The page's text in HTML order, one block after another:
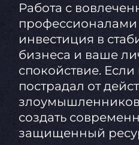
Работа с
инвестиция в
бизнеса и ваше
спокойствие.
пострадал от
создать
защищенный